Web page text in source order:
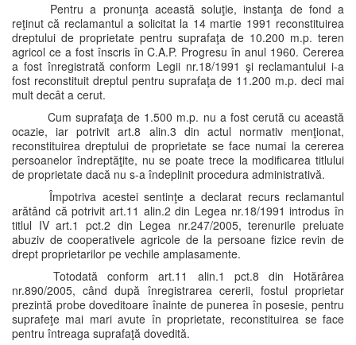
Pentru a pronunţa această soluţie, instanţa de fond a
reţinut că reclamantul a solicitat la 14 martie 1991 reconstituirea
dreptului de proprietate pentru suprafaţa de 10.200 m.p. teren
agricol ce a fost înscris în C.A.P. Progresu în anul 1960. Cererea
a fost înregistrată conform Legii nr.18/1991 şi reclamantului i-a
fost reconstituit dreptul pentru suprafaţa de 11.200 m.p. deci mai
mult decât a cerut.
Cum suprafaţa de 1.500 m.p. nu a fost cerută cu această
ocazie, iar potrivit art.8 alin.3 din actul normativ menţionat,
reconstituirea dreptului de proprietate se face numai la cererea
persoanelor îndreptăţite, nu se poate trece la modificarea titlului
de proprietate dacă nu s-a îndeplinit procedura administrativă.
Împotriva acestei sentinţe a declarat recurs reclamantul
arătând că potrivit art.11 alin.2 din Legea nr.18/1991 introdus în
titlul IV art.1 pct.2 din Legea nr.247/2005, terenurile preluate
abuziv de cooperativele agricole de la persoane fizice revin de
drept proprietarilor pe vechile amplasamente.
Totodată conform art.11 alin.1 pct.8 din Hotărârea
nr.890/2005, când după înregistrarea cererii, fostul proprietar
prezintă probe doveditoare înainte de punerea în posesie, pentru
suprafeţe mai mari avute în proprietate, reconstituirea se face
pentru întreaga suprafaţă dovedită.